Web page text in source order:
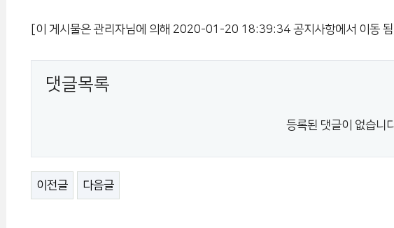
[이 게시물은 관리자님에 의해 2020-01-20 18:39:34 공지사항에서 이동
댓글목록
등록된 댓글이 없습니
이전글 다음글